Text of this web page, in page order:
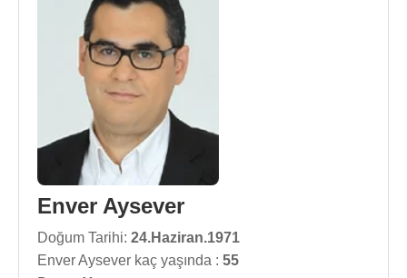
Enver Aysever
Doğum Tarihi: 24.Haziran.1971
Enver Aysever kaç yaşında : 55